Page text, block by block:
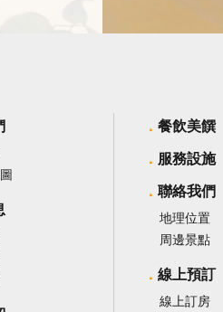
餐飲美饌
服務設施
聯絡我們
地理位置
周邊景點
線上預訂
線上訂房